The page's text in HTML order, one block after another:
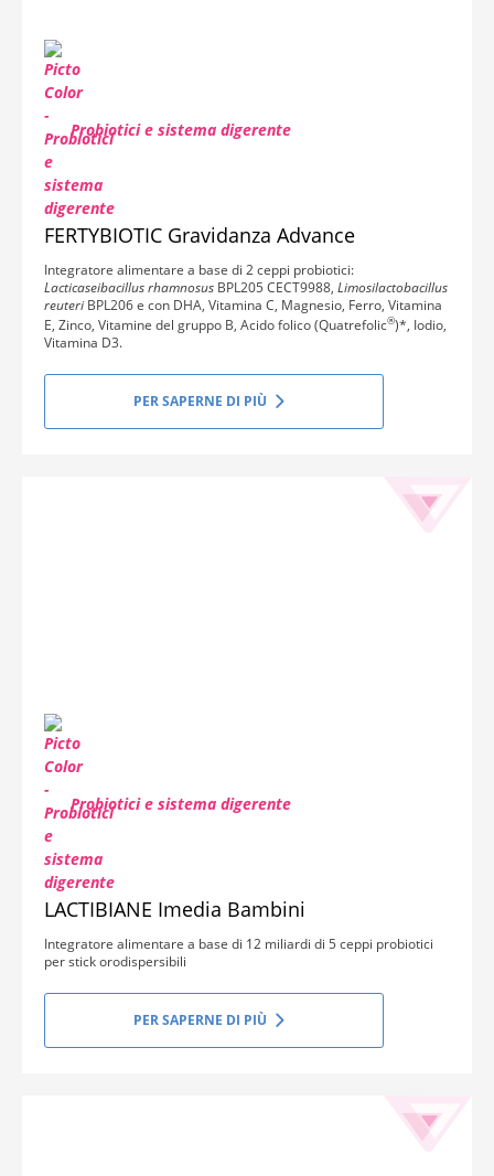
Probiotici e sistema digerente
FERTYBIOTIC Gravidanza Advance
Integratore alimentare a base di 2 ceppi probiotici:
Lacticaseibacillus rhamnosus BPL205 CECT9988, Limosilactobacillus
reuteri BPL206 e con DHA, Vitamina C, Magnesio, Ferro, Vitamina
E, Zinco, Vitamine del gruppo B, Acido folico (Quatrefolic®)*, Iodio,
Vitamina D3.
PER SAPERNE DI PIÙ
Probiotici e sistema digerente
LACTIBIANE Imedia Bambini
Integratore alimentare a base di 12 miliardi di 5 ceppi probiotici
per stick orodispersibili
PER SAPERNE DI PIÙ